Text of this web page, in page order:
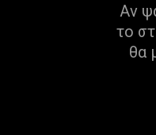
Αν
το
θα